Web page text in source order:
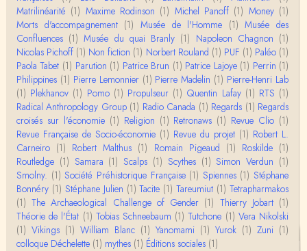
Merci pour cet article méthodique. En effet, les "b
âtons-à-fouir" qu'on a pu trouver a…
Momo
BonjourCette question de la remise en cause de l'i
mage classique de sociétés vivant essentiellem…
Anonymous
Merci pour votre conférence au collège de France
sur les femmes préhistoriques et la chasse, très c
l…
Anonymous
Bonjour,Merci pour l'article.Vous dîtes : "Pourquoi,
en tant qu’êtres humains, devrions-nou…
Christophe Darmangeat
Envoyez moi un mail : cdarmangeat@gmail.com
Matrilinéarité (1) Maxime Rodinson (1) Michel Panoff (1) Money (1)
Morts d'accompagnement (1) Musée de l'Homme (1) Musée des
Confluences (1) Musée du quai Branly (1) Napoleon Chagnon (1)
Nicolas Pichoff (1) Non fiction (1) Norbert Rouland (1) PUF (1) Paléo (1)
Paola Tabet (1) Parution (1) Patrice Brun (1) Patrice Lajoye (1) Perrin (1)
Philippines (1) Pierre Lemonnier (1) Pierre Madelin (1) Pierre-Henri Lab
(1) Plekhanov (1) Pomo (1) Propulseur (1) Quentin Lafay (1) RTS (1)
Radical Anthropology Group (1) Radio Canada (1) Regards (1) Regards
croisés sur l'économie (1) Religion (1) Retronaws (1) Revue Clio (1)
Revue Française de Socio-économie (1) Revue du projet (1) Robert L.
Carneiro (1) Robert Malthus (1) Romain Pigeaud (1) Roskilde (1)
Routledge (1) Samara (1) Scalps (1) Scythes (1) Simon Verdun (1)
Smolny. (1) Société Préhistorique Française (1) Spiennes (1) Stéphane
Bonnéry (1) Stéphane Julien (1) Tacite (1) Tareumiut (1) Tetrapharmakos
(1) The Archaeological Challenge of Gender (1) Thierry Jobart (1)
Théorie de l'État (1) Tobias Schneebaum (1) Tutchone (1) Vera Nikolski
(1) Vikings (1) William Blanc (1) Yanomami (1) Yurok (1) Zuni (1)
colloque Déchelette (1) mythes (1) Éditions sociales (1)